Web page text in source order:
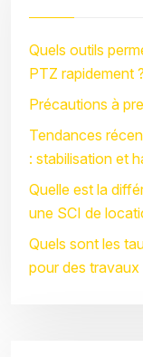
Quels outils
PTZ rapidement ?
Précautions à
Tendances
: stabilisation et
Quelle est la
une SCI de
Quels sont les
pour des travaux